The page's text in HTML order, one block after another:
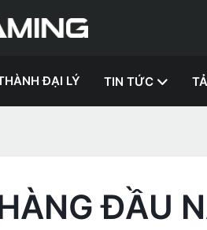
ĐẠI LÝ TIN TỨC
ĐẦU